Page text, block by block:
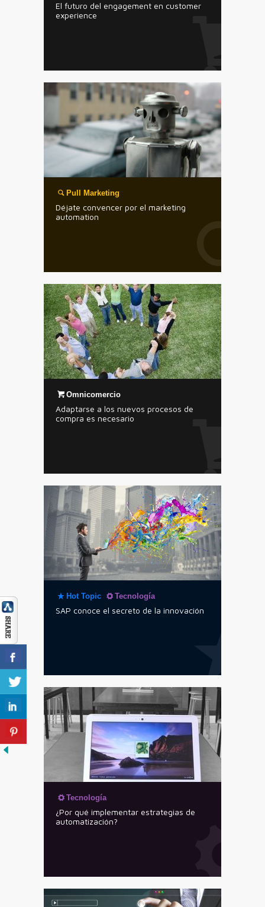
El futuro del engagement en customer
experience
Pull Marketing
Déjate convencer por el marketing
automation
Omnicomercio
Adaptarse a los nuevos procesos de
compra es necesario
Hot Topic Tecnología
SAP conoce el secreto de la innovación
Tecnología
¿Por qué implementar estrategias de
automatización?